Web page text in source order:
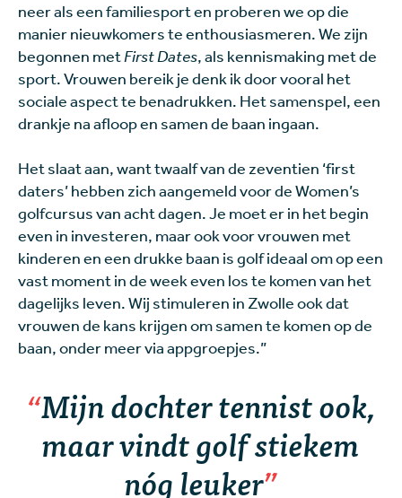
neer als een familiesport en proberen we op die
manier nieuwkomers te enthousiasmeren. We zijn
begonnen metFirst Dates, als kennismaking met de
sport. Vrouwen bereik je denk ik door vooral het
sociale aspect te benadrukken. Het samenspel, een
drankje na afloop en samen de baan ingaan.
Het slaat aan, want twaalf van de zeventien ‘first
daters’ hebben zich aangemeld voor de Women’s
golfcursus van acht dagen. Je moet er in het begin
even in investeren, maar ook voor vrouwen met
kinderen en een drukke baan is golf ideaal om op een
vast moment in de week even los te komen van het
dagelijks leven. Wij stimuleren in Zwolle ook dat
vrouwen de kans krijgen om samen te komen op de
baan, onder meer via appgroepjes.”
Mijn dochter tennist ook,
maar vindt golf stiekem
nóg leuker